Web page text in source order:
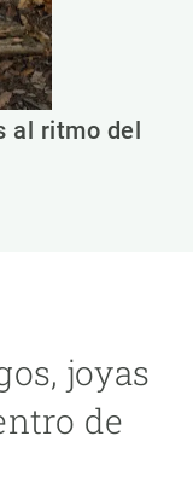
al ritmo del
joyas
de